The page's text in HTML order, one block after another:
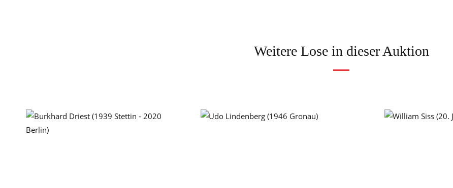
Weitere Lose in dieser Auktion